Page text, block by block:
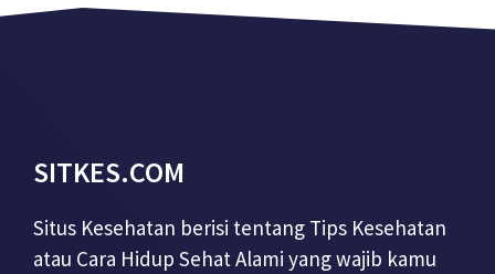
SITKES.COM
Situs Kesehatan berisi tentang Tips Kesehatan
atau Cara Hidup Sehat Alami yang wajib kamu